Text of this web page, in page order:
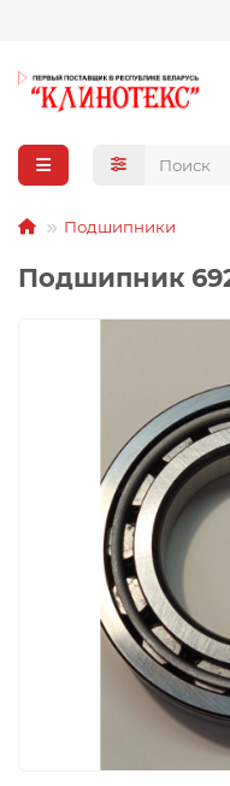
Подшипники
Подшипник